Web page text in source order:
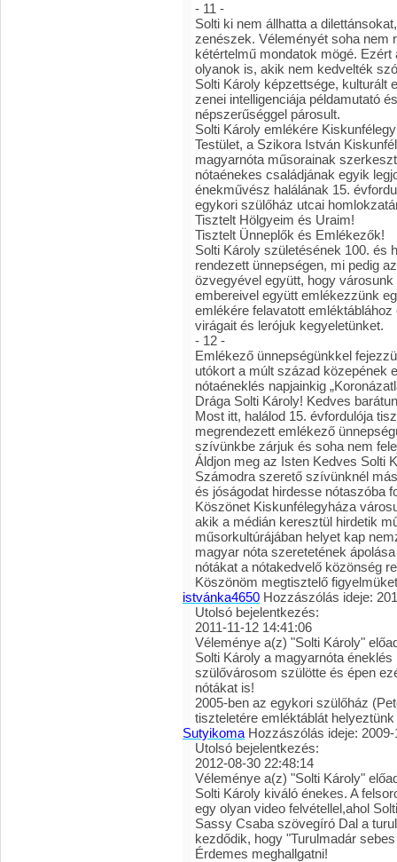
- 11 -
Solti ki nem állhatta a
zenészek. Véleményét soha nem
kétértelmű mondatok mögé.
olyanok is, akik nem kedvelték
Solti Károly képzettsége, kulturált
zenei intelligenciája példamutató
népszerűséggel párosult.
Solti Károly emlékére
Testület, a Szikora István
magyarnóta műsorainak
nótaénekes családjának egyik
énekművész halálának 15.
egykori szülőház utcai
Tisztelt Hölgyeim és Uraim!
Tisztelt Ünneplők és Emlékezők!
Solti Károly születésének 100. és
rendezett ünnepségen, mi pedig
özvegyével együtt, hogy
embereivel együtt emlékezzünk
emlékére felavatott
virágait és lerójuk kegyeletünket.
- 12 -
Emlékező ünnepségünkkel
utókort a múlt század közepének
nótaéneklés napjainkig
Drága Solti Károly! Kedves
Most itt, halálod 15. évfordulója
megrendezett emlékező
szívünkbe zárjuk és soha nem
Áldjon meg az Isten Kedves Solti
Számodra szerető szívünknél
és jóságodat hirdesse nótaszóba
Köszönet Kiskunfélegyháza
akik a médián keresztül hirdetik
műsorkultúrájában helyet kap
magyar nóta szeretetének
nótákat a nótakedvelő közönség
Köszönöm megtisztelő
istvánka4650 Hozzászólás ideje:
Utolsó bejelentkezés:
2011-11-12 14:41:06
Véleménye a(z) "Solti Károly"
Solti Károly a magyarnóta
szülővárosom szülötte és épen
nótákat is!
2005-ben az egykori szülőház
tiszteletére emléktáblát helyeztünk
Sutyikoma Hozzászólás ideje:
Utolsó bejelentkezés:
2012-08-30 22:48:14
Véleménye a(z) "Solti Károly"
Solti Károly kiváló énekes. A
egy olyan video felvétellel,ahol
Sassy Csaba szövegíró Dal a
kezdődik, hogy "Turulmadár
Érdemes meghallgatni!